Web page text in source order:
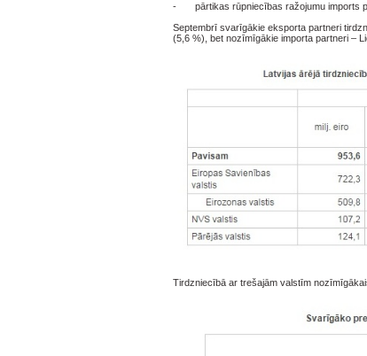
- pārtikas rūpniecības ražojumu imports
Septembrī svarīgākie eksporta partneri
(5,6 %), bet nozīmīgākie importa partneri –
Tirdzniecībā ar trešajām valstīm